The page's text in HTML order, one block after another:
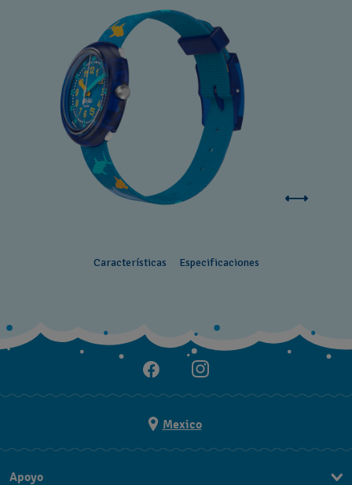
Características Especificaciones
Mexico
Apoyo